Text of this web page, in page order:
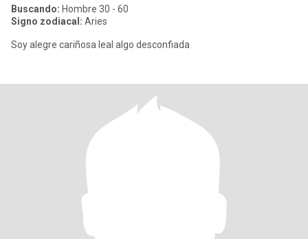
Buscando: Hombre 30 - 60
Signo zodiacal: Aries
Soy alegre cariñosa leal algo desconfiada